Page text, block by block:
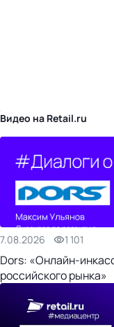
Видео на Retail.ru
7.08.2026 1 101
Dors: «Онлайн-
российского рынка»